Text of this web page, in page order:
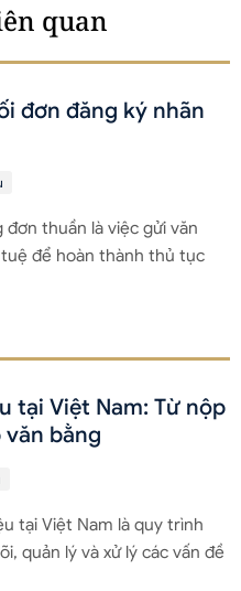
quan
đơn đăng ký nhãn
đơn thuần là việc gửi văn
để hoàn thành thủ tục
tại Việt Nam: Từ nộp
bằng
tại Việt Nam là quy trình
quản lý và xử lý các vấn đề